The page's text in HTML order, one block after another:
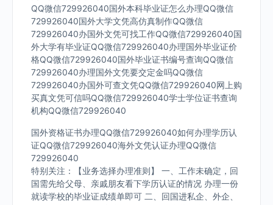
QQ微信729926040国外本科毕业证怎么办理QQ微信
729926040国外大学文凭高仿真制作QQ微信
729926040办国外文凭可找工作QQ微信729926040国
外大学有毕业证QQ微信729926040办理国外毕业证价
格QQ微信729926040国外毕业证书编号查询QQ微信
729926040办理国外文凭要交定金吗QQ微信
729926040办国外可查文凭QQ微信729926040网上购
买真文凭可信吗QQ微信729926040学士学位证书查询
机构QQ微信729926040
国外资格证书办理QQ微信729926040如何办理学历认
证QQ微信729926040海外文凭认证办理QQ微信
729926040
特别关注：【业务选择办理准则】 一、工作未确定，回
国需先给父母、亲戚朋友看下学历认证的情况 办理一份
就读学校的毕业证成绩单即可 二、回国进私企、外企、